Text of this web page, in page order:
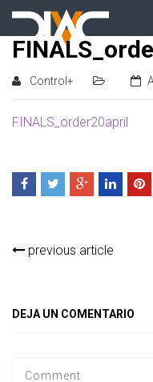
Control+
FINALS_order20april
previous article
DEJA UN COMENTARIO